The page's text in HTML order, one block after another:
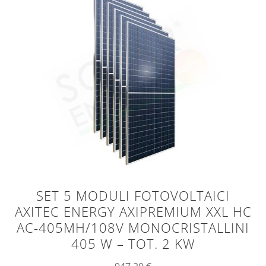
SET 5 MODULI FOTOVOLTAICI
AXITEC ENERGY AXIPREMIUM XXL HC
AC-405MH/108V MONOCRISTALLINI
405 W – TOT. 2 KW